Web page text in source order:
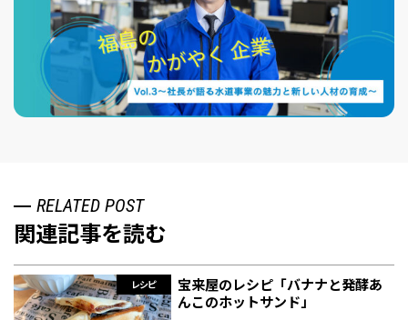
RELATED POST
関連記事を読む
レシピ
宝来屋のレシピ「バナナと発酵あ
んこのホットサンド」